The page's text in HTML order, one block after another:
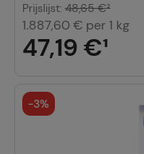
47,19 €¹
Prijslijst: 48,65 €²
1.887,60 € per 1 kg
-3%